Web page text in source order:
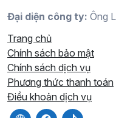
Đại diện công ty: Ông
Trang chủ
Chính sách bảo mật
Chính sách dịch vụ
Phương thức thanh toán
Điều khoản dịch vụ